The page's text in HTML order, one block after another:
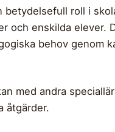
betydelsefull roll i
och enskilda elever.
behov genom
med andra
åtgärder.